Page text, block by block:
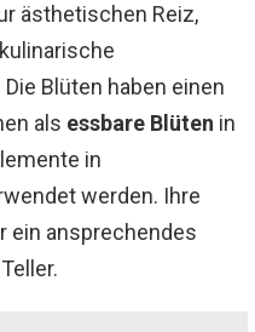
ästhetischen Reiz,
Blüten haben einen
als essbare Blüten in
in
werden. Ihre
ein ansprechendes